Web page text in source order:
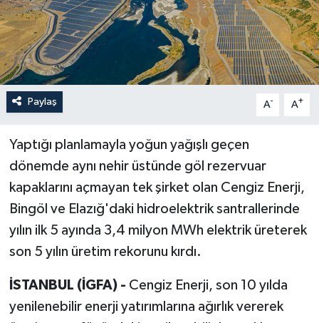
Paylaş A- A+
Yaptığı planlamayla yoğun yağışlı geçen
dönemde aynı nehir üstünde göl rezervuar
kapaklarını açmayan tek şirket olan Cengiz Enerji,
Bingöl ve Elazığ'daki hidroelektrik santrallerinde
yılın ilk 5 ayında 3,4 milyon MWh elektrik üreterek
son 5 yılın üretim rekorunu kırdı.
İSTANBUL (İGFA) - Cengiz Enerji, son 10 yılda
yenilenebilir enerji yatırımlarına ağırlık vererek